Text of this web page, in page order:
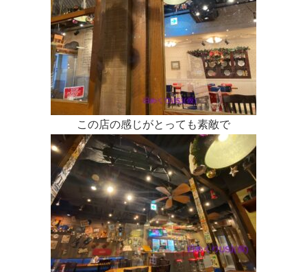
この店の感じがとっても素敵で